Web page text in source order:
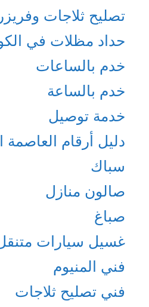
تصليح ثلاجات
حداد مظلات في
خدم بالساعات
خدم بالساعة
خدمة توصيل
دليل أرقام العاصمة
سباك
صالون منازل
صباغ
غسيل سيارات
فني المنيوم
فني تصليح ثلاجات